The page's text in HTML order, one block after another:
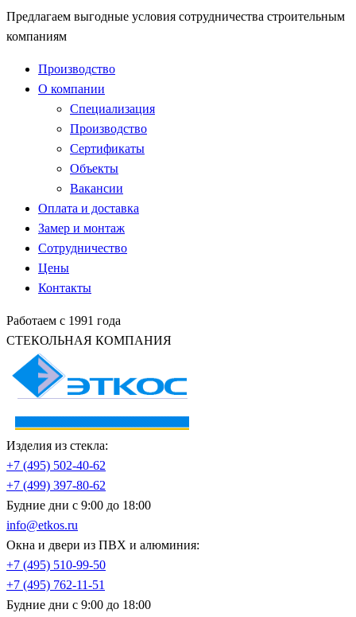
Предлагаем выгодные условия сотрудничества строительным
компаниям
Производство
О компании
Специализация
Производство
Сертификаты
Объекты
Вакансии
Оплата и доставка
Замер и монтаж
Сотрудничество
Цены
Контакты
Работаем с 1991 года
СТЕКОЛЬНАЯ КОМПАНИЯ
Изделия из стекла:
+7 (495) 502-40-62
+7 (499) 397-80-62
Будние дни с 9:00 до 18:00
info@etkos.ru
Окна и двери из ПВХ и алюминия:
+7 (495) 510-99-50
+7 (495) 762-11-51
Будние дни с 9:00 до 18:00